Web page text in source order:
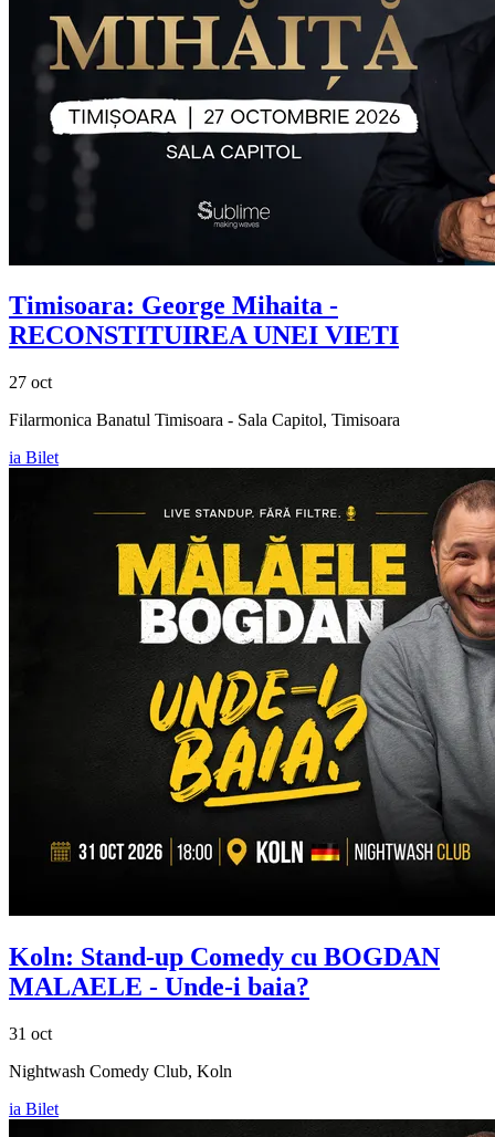
Timisoara: George Mihaita -
RECONSTITUIREA UNEI VIETI
27 oct
Filarmonica Banatul Timisoara - Sala Capitol, Timisoara
ia Bilet
Koln: Stand-up Comedy cu BOGDAN
MALAELE - Unde-i baia?
31 oct
Nightwash Comedy Club, Koln
ia Bilet